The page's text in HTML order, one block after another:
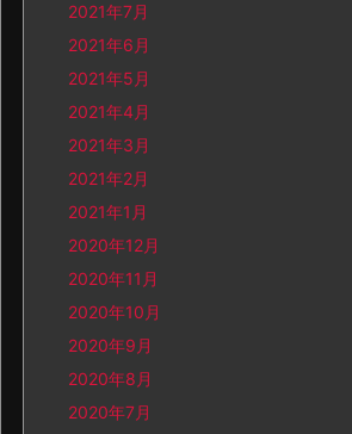
2021年7月
2021年6月
2021年5月
2021年4月
2021年3月
2021年2月
2021年1月
2020年12月
2020年11月
2020年10月
2020年9月
2020年8月
2020年7月